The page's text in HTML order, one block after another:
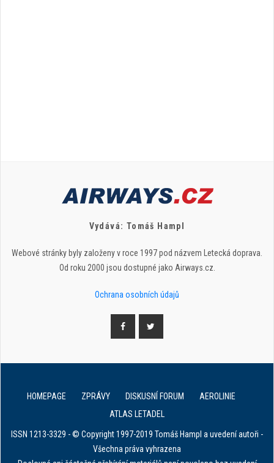
Vydává: Tomáš Hampl
Webové stránky byly založeny v roce 1997 pod názvem Letecká doprava.
Od roku 2000 jsou dostupné jako Airways.cz.
Ochrana osobních údajů
HOMEPAGE ZPRÁVY DISKUSNÍ FORUM
AEROLINIE
ATLAS LETADEL
ISSN 1213-3329 - © Copyright 1997-2019 Tomáš Hampl a uvedení autoři -
Všechna práva vyhrazena